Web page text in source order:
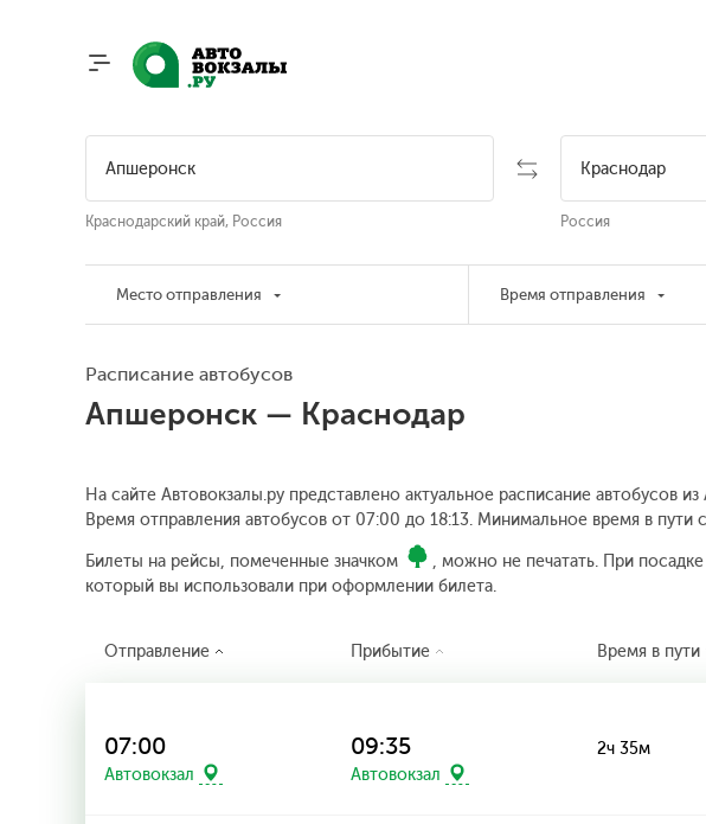
Краснодарский край, Россия Россия
Место отправления Время отправления
Расписание автобусов
Апшеронск — Краснодар
На сайте Автовокзалы.ру представлено актуальное расписание автобусов
Время отправления автобусов от 07:00 до 18:13. Минимальное время в пути
Билеты на рейсы, помеченные значком
, можно не печатать. При
который вы использовали при оформлении билета.
Отправление Прибытие Время в пути
07:00
Автовокзал
09:35
Автовокзал
2ч 35м